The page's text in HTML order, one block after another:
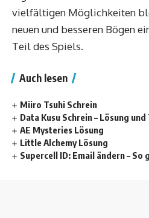
vielfältigen Möglichkeiten
neuen und besseren Bögen
Teil des Spiels.
Auch lesen
Miiro Tsuhi Schrein
Data Kusu Schrein – Lösung
AE Mysteries Lösung
Little Alchemy Lösung
Supercell ID: Email ändern – So